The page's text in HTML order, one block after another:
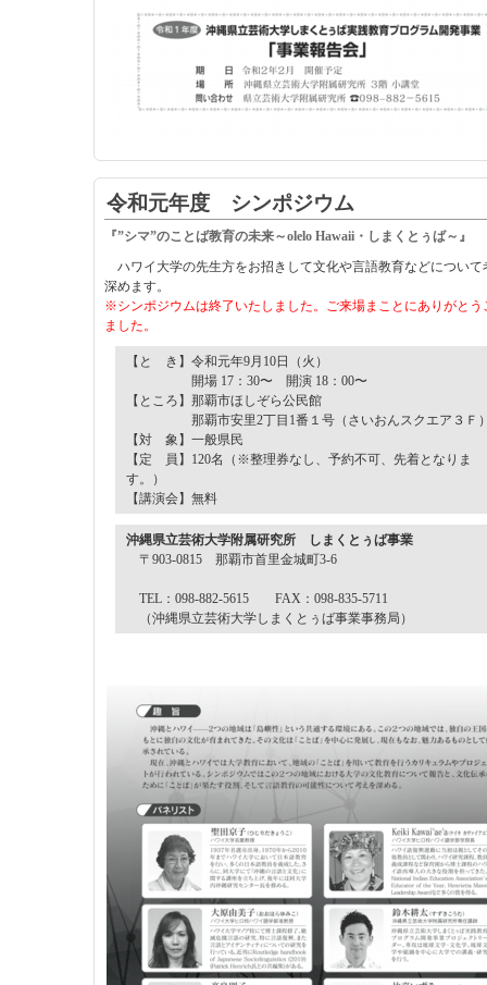
令和元年度 シンポジウム
『”シマ”のことば教育の未来～olelo Hawaii・しまくとぅば～』
ハワイ大学の先生方をお招きして文化や言語教育などについて
深めます。
※シンポジウムは終了いたしました。ご来場まことにありがとう
ました。
【と き】令和元年9月10日（火）
開場 17：30〜 開演 18：00〜
【ところ】那覇市ほしぞら公民館
那覇市安里2丁目1番１号（さいおんスクエア３Ｆ
【対 象】一般県民
【定 員】120名（※整理券なし、予約不可、先着となりま
す。）
【講演会】無料
沖縄県立芸術大学附属研究所 しまくとぅば事業
〒903-0815 那覇市首里金城町3-6
TEL：098-882-5615 FAX：098-835-5711
（沖縄県立芸術大学しまくとぅば事業事務局）